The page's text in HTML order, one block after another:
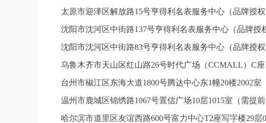
太原市迎泽区解放路15号亨得利名表服务中心（品牌授
沈阳市沈河区中街路137号亨得利名表服务中心（品牌授
沈阳市沈河区中街路83号亨得利名表服务中心（品牌授
乌鲁木齐市天山区红山路26号时代广场（CCMALL）C座
台州市椒江区东海大道1800号腾达中心东1幢20楼2002室
温州市鹿城区锦绣路1067号置信广场10层1015室（需提前
哈尔滨市道里区友谊西路600号富力中心T2座写字楼29层